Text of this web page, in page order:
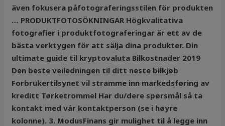
även fokusera påfotograferingsstilen för produkten
… PRODUKTFOTOSÖKNINGAR Högkvalitativa
fotografier i produktfotograferingar är ett av de
bästa verktygen för att sälja dina produkter. Din
ultimate guide til kryptovaluta Bilkostnader 2019
Den beste veiledningen til ditt neste bilkjøb
Forbrukertilsynet vil stramme inn markedsføring av
kreditt Tørketrommel Har du/dere spørsmål så ta
kontakt med vår kontaktperson (se i høyre
kolonne). 3. ModusFinans gir mulighet til å legge inn